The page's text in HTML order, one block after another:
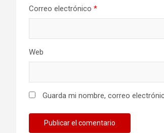
Correo electrónico *
Web
Guarda mi nombre, correo